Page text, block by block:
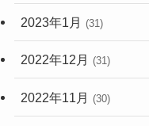
2023年1月 (31)
2022年12月 (31)
2022年11月 (30)